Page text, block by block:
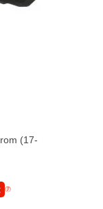
(17-